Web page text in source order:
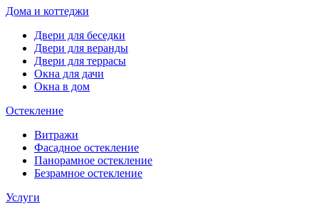
Дома и коттеджи
Двери для беседки
Двери для веранды
Двери для террасы
Окна для дачи
Окна в дом
Остекление
Витражи
Фасадное остекление
Панорамное остекление
Безрамное остекление
Услуги